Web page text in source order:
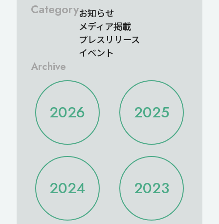
Categoryお知らせ
メディア掲載
プレスリリース
イベント
Archive
2026
2026/08
2026/07
2026/06
2026/05
2026/04
2026/03
2026/02
2026/01
2025
2025/12
2025/11
2025/10
2025/09
2025/08
2025/07
2025/06
2025/05
2025/04
2025/03
2025/02
2025/01
2024
2024/12
2024/11
2023
2023/12
2023/11